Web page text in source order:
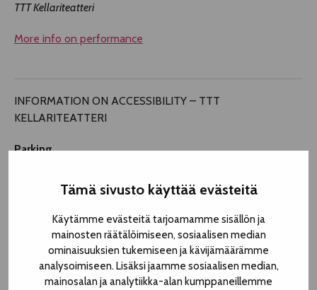
Tämä sivusto käyttää evästeitä
Käytämme evästeitä tarjoamamme sisällön ja
mainosten räätälöimiseen, sosiaalisen median
ominaisuuksien tukemiseen ja kävijämäärämme
analysoimiseen. Lisäksi jaamme sosiaalisen median,
mainosalan ja analytiikka-alan kumppaneillemme
TTT Kellariteatteri
More info on performance
INFORMATION ON ACCESSIBILITY – TTT
KELLARITEATTERI
Parking
There is a wheelchair lift from the building lobby to TTT
Kellariteatteri. The lobby staff will help you use it. The
wheelchair lift has a maximum load capacity of 225 kilos.